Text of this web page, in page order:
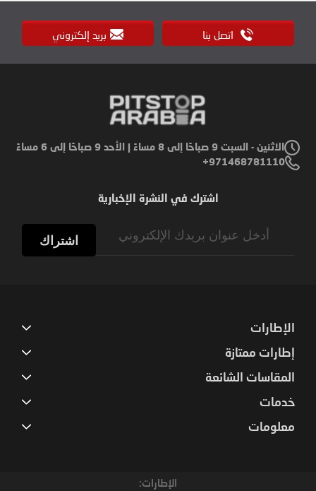
اتصل بنا بريد إلكتروني
الاثنين - السبت 9 صباحًا إلى 8 مساءً | الأحد 9 صباحًا إلى 6 مساءً
971468781110+
اشترك في النشرة الإخبارية
اشتراك
الإطارات
إطارات ممتازة
المقاسات الشائعة
خدمات
معلومات
الإطارات: